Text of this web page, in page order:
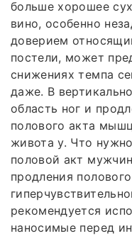
больше хорошее
вино, особенно
доверием
постели, может
снижениях темпа
даже. В
область ног и
полового акта
живота у. Что
половой акт
продления
рекомендуется
наносимые перед